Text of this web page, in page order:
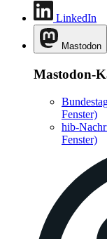
LinkedIn
Mastodon
Mastodon-
Fenster)
hib-
Fenster)